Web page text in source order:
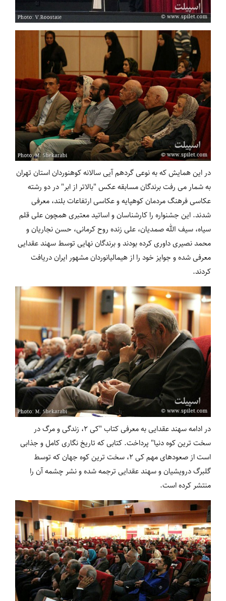
در این همایش که به نوعی گردهم آیی سالانه کوهنوردان استان تهران
به شمار می رفت برندگان مسابقه عکس "بالاتر از ابر" در دو رشته
عکاسی فرهنگ مردمان کوهپایه و عکاسی ارتفاعات بلند، معرفی
شدند. این جشنواره را کارشناسان و اساتید معتبری همچون علی قلم
سیاه، سیف الله صمدیان، علی زنده روح کرمانی، حسن نجاریان و
محمد نصیری داوری کرده بودند و برندگان نهایی توسط سهند عقدایی
معرفی شده و جوایز خود را از هیمالیانوردان مشهور ایران دریافت
کردند.
در ادامه سهند عقدایی به معرفی کتاب "کی 2، زندگی و مرگ در
سخت ترین کوه دنیا" پرداخت. کتابی که تاریخ نگاری کامل و جذابی
است از صعودهای مهم کی 2، سخت ترین کوه جهان که توسط
گلبرگ درویشیان و سهند عقدایی ترجمه شده و نشر چشمه آن را
منتشر کرده است.